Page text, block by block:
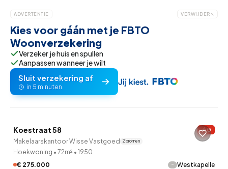
ADVERTENTIE VERWIJDER
Kies voor gáán met je FBTO
Woonverzekering
Verzeker je huis en spullen
Aanpassen wanneer je wilt
Sluit verzekering af
in 5 minuten
Koestraat 58 G
Makelaarskantoor Wisse Vastgoed 2 bronnen
Hoekwoning • 72m² • 1950
€ 275.000
- Westkapelle